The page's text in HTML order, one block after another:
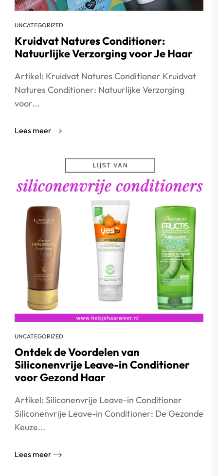
UNCATEGORIZED
Kruidvat Natures Conditioner:
Natuurlijke Verzorging voor Je Haar
Artikel: Kruidvat Natures Conditioner Kruidvat
Natures Conditioner: Natuurlijke Verzorging
voor...
Lees meer
UNCATEGORIZED
Ontdek de Voordelen van
Siliconenvrije Leave-in Conditioner
voor Gezond Haar
Artikel: Siliconenvrije Leave-in Conditioner
Siliconenvrije Leave-in Conditioner: De Gezonde
Keuze...
Lees meer